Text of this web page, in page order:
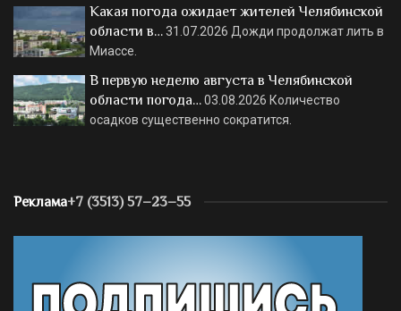
Какая погода ожидает жителей Челябинской
области в…31.07.2026 Дожди продолжат лить в
Миассе.
В первую неделю августа в Челябинской
области погода…03.08.2026 Количество
осадков существенно сократится.
Реклама+7 (3513) 57–23–55